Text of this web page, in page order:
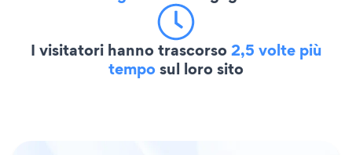
I visitatori hanno trascorso2,5 volte più
temposul loro sito